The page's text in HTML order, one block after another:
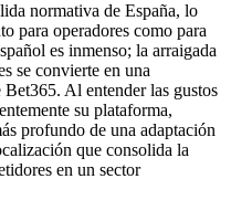
normativa de España, lo
para operadores como para
es inmenso; la arraigada
se convierte en una
Al entender las gustos
su plataforma,
profundo de una adaptación
que consolida la
en un sector